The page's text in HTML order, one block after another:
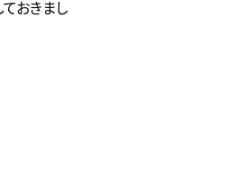
おきまし